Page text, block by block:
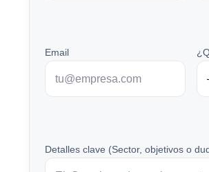
Email
Detalles clave (Sector, objetivos o